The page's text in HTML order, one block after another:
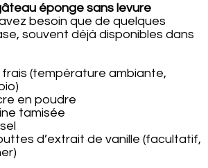
éponge sans levure
besoin que de quelques
souvent déjà disponibles dans
(température ambiante,
en poudre
tamisée
d’extrait de vanille (facultatif,